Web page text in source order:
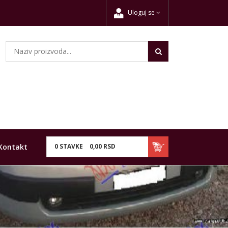
Uloguj se
0 STAVKE 0,00 RSD